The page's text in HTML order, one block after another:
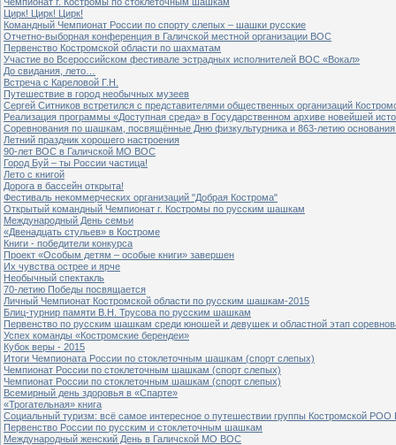
Цирк! Цирк! Цирк!
Командный Чемпионат России по спорту слепых – шашки русские
Отчетно-выборная конференция в Галичской местной организации ВОС
Первенство Костромской области по шахматам
Участие во Всероссийском фестивале эстрадных исполнителей ВОС «Вокал»
До свидания, лето…
Встреча с Кареловой Г.Н.
Путешествие в город необычных музеев
Сергей Ситников встретился с представителями общественных организаций
Реализация программы «Доступная среда» в Государственном архиве новейшей
Соревнования по шашкам, посвящённые Дню физкультурника и 863-летию основания
Летний праздник хорошего настроения
90-лет ВОС в Галичской МО ВОС
Город Буй – ты России частица!
Лето с книгой
Дорога в бассейн открыта!
Фестиваль некоммерческих организаций "Добрая Кострома"
Открытый командный Чемпионат г. Костромы по русским шашкам
Международный День семьи
«Двенадцать стульев» в Костроме
Книги - победители конкурса
Проект «Особым детям – особые книги» завершен
Их чувства острее и ярче
Необычный спектакль
70-летию Победы посвящается
Личный Чемпионат Костромской области по русским шашкам-2015
Блиц-турнир памяти В.Н. Трусова по русским шашкам
Первенство по русским шашкам среди юношей и девушек и областной этап
Успех команды «Костромские берендеи»
Кубок веры - 2015
Итоги Чемпионата России по стоклеточным шашкам (спорт слепых)
Чемпионат России по стоклеточным шашкам (спорт слепых)
Чемпионат России по стоклеточным шашкам (спорт слепых)
Всемирный день здоровья в «Спарте»
«Трогательная» книга
Социальный туризм: всё самое интересное о путешествии группы Костромской
Первенство России по русским и стоклеточным шашкам
Международный женский День в Галичской МО ВОС